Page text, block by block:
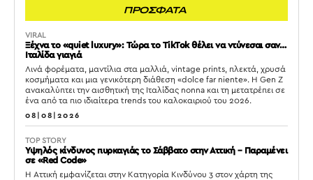
ΠΡΟΣΦΑΤΑ
VIRAL
Ξέχνα το «quiet luxury»: Τώρα το TikTok θέλει να ντύνεσαι σαν…
Ιταλίδα γιαγιά
Λινά φορέματα, μαντίλια στα μαλλιά, vintage prints, πλεκτά, χρυσά
κοσμήματα και μια γενικότερη διάθεση «dolce far niente». Η Gen Z
ανακαλύπτει την αισθητική της Ιταλίδας nonna και τη μετατρέπει σε
ένα από τα πιο ιδιαίτερα trends του καλοκαιριού του 2026.
08|08|2026
TOP STORY
Υψηλός κίνδυνος πυρκαγιάς το Σάββατο στην Αττική – Παραμένει
σε «Red Code»
Η Αττική εμφανίζεται στην Κατηγορία Κινδύνου 3 στον χάρτη της